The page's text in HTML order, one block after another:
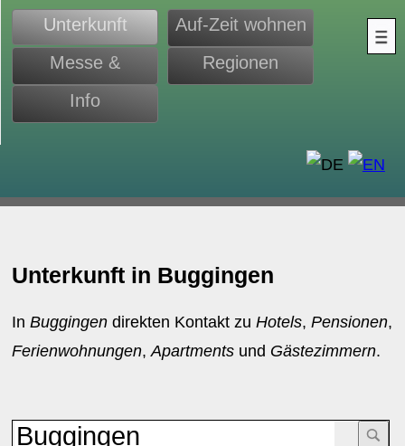
Unterkunft
Auf-Zeit wohnen
Messe &
Monteure
Regionen
Info
Unterkunft in Buggingen
InBuggingen direkten Kontakt zuHotels,Pensionen,
Ferienwohnungen,Apartments und Gästezimmern.